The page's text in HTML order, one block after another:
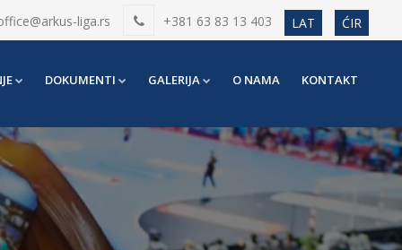
liga.rs +381 63 83 13 403 LAT ĆIR
DOKUMENTI GALERIJA O NAMA KONTAKT